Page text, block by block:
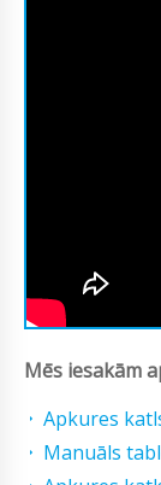
Mēs iesakām
Apkures
Manuāls